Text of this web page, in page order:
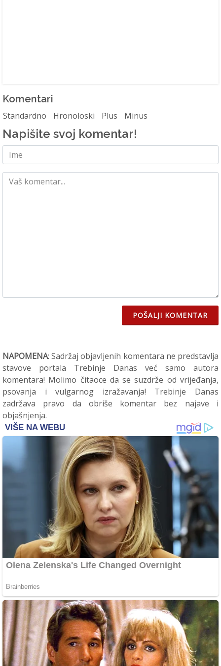
Komentari
Standardno Hronoloski Plus Minus
Napišite svoj komentar!
POŠALJI KOMENTAR
NAPOMENA: Sadržaj objavljenih komentara ne predstavlja
stavove portala Trebinje Danas već samo autora
komentara! Molimo čitaoce da se suzdrže od vrijeđanja,
psovanja i vulgarnog izražavanja! Trebinje Danas
zadržava pravo da obriše komentar bez najave i
objašnjenja.